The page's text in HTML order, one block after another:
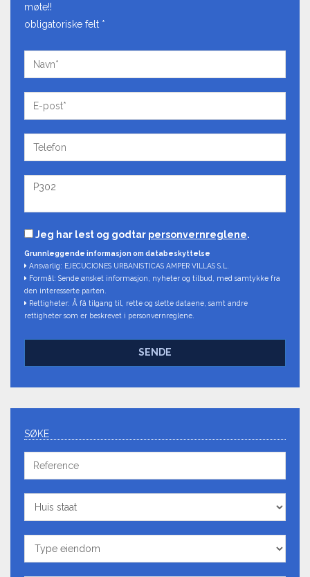
møte!!
obligatoriske felt *
Jeg har lest og godtar personvernreglene.
Grunnleggende informasjon om databeskyttelse
Ansvarlig: EJECUCIONES URBANISTICAS AMPER VILLAS S.L.
Formål: Sende ønsket informasjon, nyheter og tilbud, med samtykke fra
den interesserte parten.
Rettigheter: Å få tilgang til, rette og slette dataene, samt andre
rettigheter som er beskrevet i personvernreglene.
SENDE
SØKE
Reference
Huis
staat
Type
eiendom